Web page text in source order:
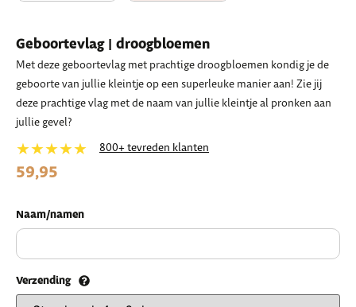
Geboortevlag | droogbloemen
Met deze geboortevlag met prachtige droogbloemen kondig je de
geboorte van jullie kleintje op een superleuke manier aan! Zie jij
deze prachtige vlag met de naam van jullie kleintje al pronken aan
jullie gevel?
★★★★★ 800+ tevreden klanten
59,95
Naam/namen
Verzending